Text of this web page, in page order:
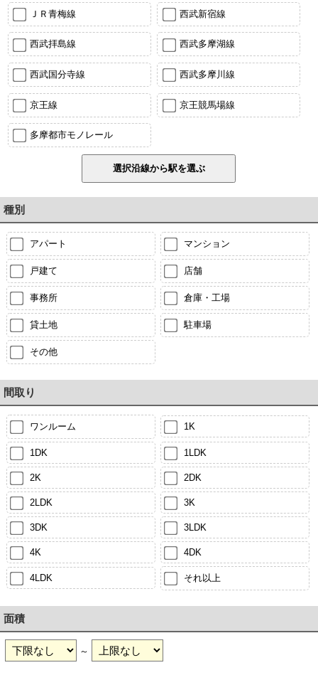
ＪＲ青梅線 西武新宿線
西武拝島線 西武多摩湖線
西武国分寺線 西武多摩川線
京王線 京王競馬場線
多摩都市モノレール
種別
アパート マンション
戸建て 店舗
事務所 倉庫・工場
貸土地 駐車場
その他
間取り
ワンルーム 1K
1DK 1LDK
2K 2DK
2LDK 3K
3DK 3LDK
4K 4DK
4LDK それ以上
面積
～